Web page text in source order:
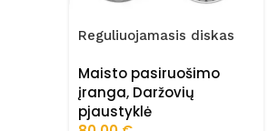
Reguliuojamasis diskas
300/F/01
Maisto pasiruošimo
įranga, Daržovių
pjaustyklė